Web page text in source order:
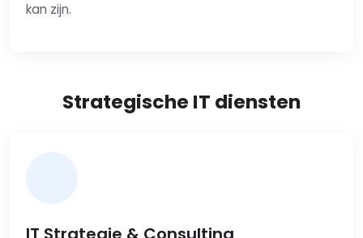
kan zijn.
Strategische IT diensten